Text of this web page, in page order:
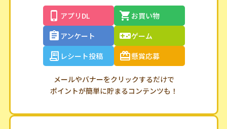
ポイントが貯まる！
懸賞を楽しむ！
アプリDL
お買い物
アンケート
ゲーム
レシート投稿
懸賞応募
メールやバナーをクリックするだけで